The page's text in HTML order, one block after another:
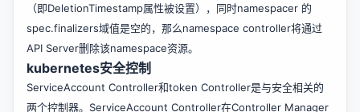
（即DeletionTimestamp属性被设置），同时namespacer 的
spec.finalizers域值是空的，那么namespace controller将通过
API Server删除该namespace资源。
kubernetes安全控制
ServiceAccount Controller和token Controller是与安全相关的
两个控制器。ServiceAccount Controller在Controller Manager